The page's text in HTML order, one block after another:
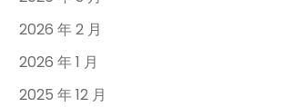
2026 年 2 月
2026 年 1 月
2025 年 12 月